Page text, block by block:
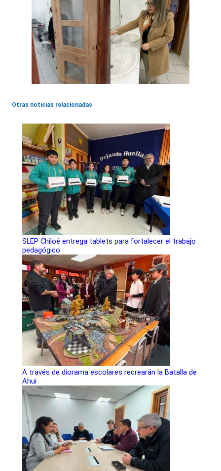
Otras noticias relacionadas
SLEP Chiloé entrega tablets para fortalecer el trabajo
pedagógico
A través de diorama escolares recrearán la Batalla de
Ahui